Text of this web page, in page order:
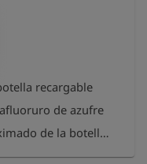
a la protección
paquete gratuito
Connect.
recargable
de azufre
de la botella:
bar. Contenido: